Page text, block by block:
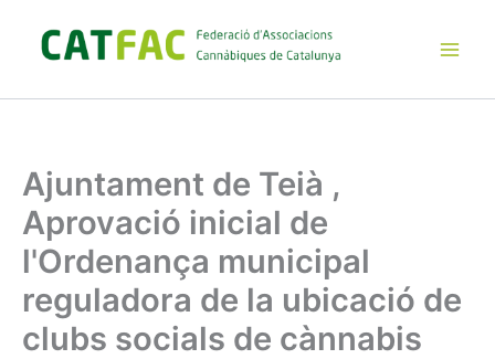
contenido
Ajuntament de Teià ,
Aprovació inicial de
l'Ordenança municipal
reguladora de la ubicació de
clubs socials de cànnabis